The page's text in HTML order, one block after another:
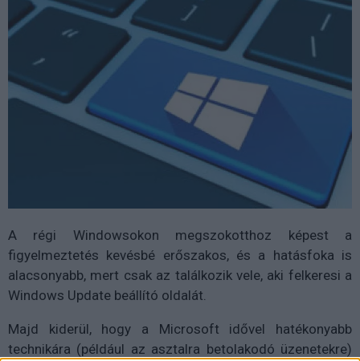
A régi Windowsokon megszokotthoz képest a
figyelmeztetés kevésbé erőszakos, és a hatásfoka is
alacsonyabb, mert csak az találkozik vele, aki felkeresi a
Windows Update beállító oldalát.
Majd kiderül, hogy a Microsoft idővel hatékonyabb
technikára (például az asztalra betolakodó üzenetekre)